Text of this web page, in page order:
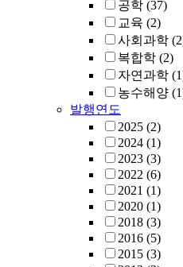
공학 (37)
교육 (2)
사회과학
복합학 (2)
자연과학
농수해양
발행연도
2025 (2)
2024 (1)
2023 (3)
2022 (6)
2021 (1)
2020 (1)
2018 (3)
2016 (5)
2015 (3)